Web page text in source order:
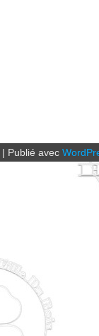
| Publié avec